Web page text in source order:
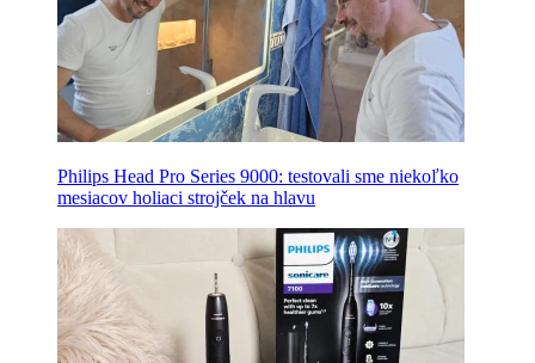
Philips Head Pro Series 9000: testovali sme niekoľko
mesiacov holiaci strojček na hlavu